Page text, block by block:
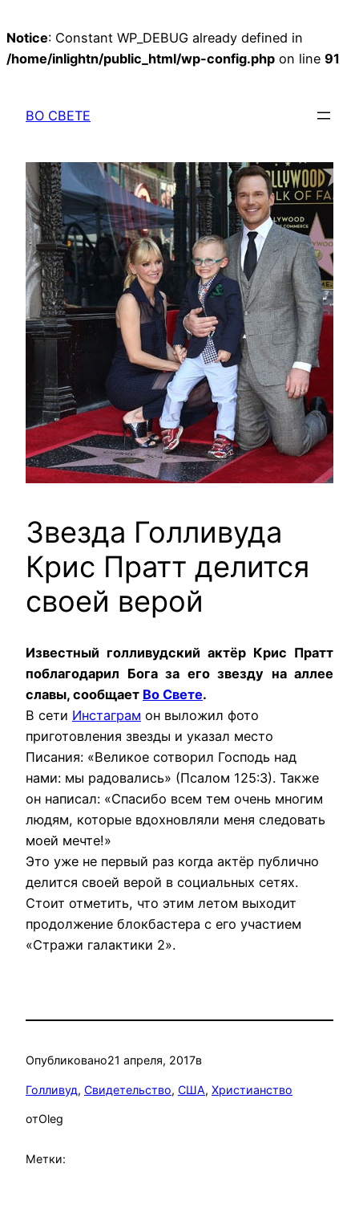
Notice: Constant WP_DEBUG already defined in
/home/inlightn/public_html/wp-config.php on line 91
содержимому
ВО СВЕТЕ
Звезда Голливуда
Крис Пратт делится
своей верой
Известный голливудский актёр Крис Пратт
поблагодарил Бога за его звезду на аллее
славы, сообщает Во Свете.
В сети Инстаграм он выложил фото
приготовления звезды и указал место
Писания: «Великое сотворил Господь над
нами: мы радовались» (Псалом 125:3). Также
он написал: «Спасибо всем тем очень многим
людям, которые вдохновляли меня следовать
моей мечте!»
Это уже не первый раз когда актёр публично
делится своей верой в социальных сетях.
Стоит отметить, что этим летом выходит
продолжение блокбастера с его участием
«Стражи галактики 2».
Опубликовано21 апреля, 2017в
Голливуд, Свидетельство, США, Христианство
отOleg
Метки: